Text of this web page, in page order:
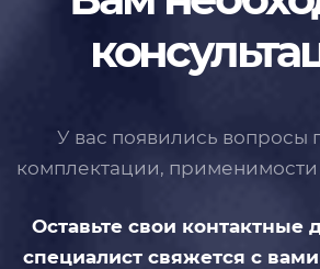
У вас появились вопросы
комплектации, применимости
Оставьте свои контактные
специалист свяжется с вами